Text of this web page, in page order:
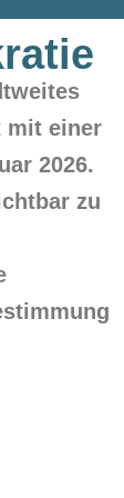
mit einer
2026.
zu